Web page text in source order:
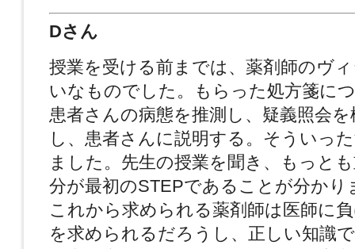
Dさん
授業を受ける前までは、薬剤師のヴ
いなものでした。もらった処方箋に
患者さんの病態を推測し、疑義照会
し、患者さんに説明する。そういっ
ました。先生の授業を聞き、もっと
分が最初のSTEPであることが分かり
これから求められる薬剤師は医師に
を求められるだろうし、正しい知識